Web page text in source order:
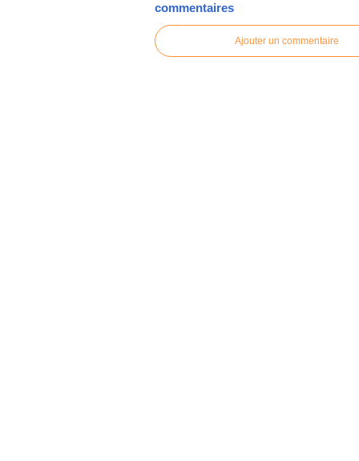
commentaires
Ajouter un commentaire